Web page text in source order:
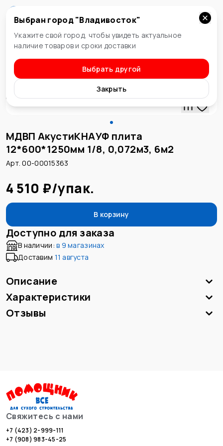
Владивосток
Выбран город "Владивосток"
Укажите свой город, чтобы увидеть актуальное
наличие товаров и сроки доставки
Выбрать другой
Закрыть
Плиты шумоизоляционные
МДВП АкустиКНАУФ плита
12*600*1250мм 1/8, 0,072м3, 6м2
Арт. 00-00015363
4 510 ₽/упак.
В корзину
Доступно для заказа
В наличии: в 9 магазинах
Доставим 11 августа
Описание
Характеристики
Отзывы
Свяжитесь с нами
+7 (423) 2-999-111
+7 (908) 983-45-25